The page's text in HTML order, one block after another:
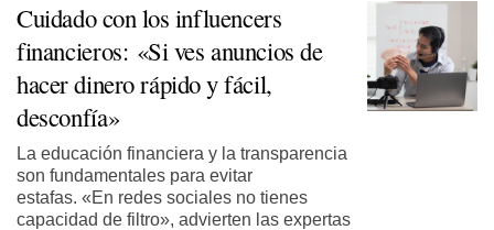
Cuidado con los influencers
financieros: «Si ves anuncios de
hacer dinero rápido y fácil,
desconfía»
La educación financiera y la transparencia
son fundamentales para evitar
estafas. «En redes sociales no tienes
capacidad de filtro», advierten las expertas